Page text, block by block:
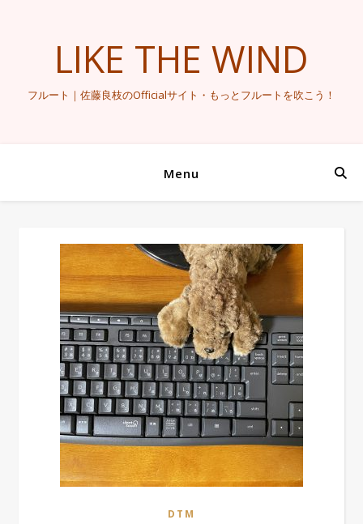
LIKE THE WIND
フルート｜佐藤良枝のOfficialサイト・もっとフルートを吹こう！
Menu
DTM